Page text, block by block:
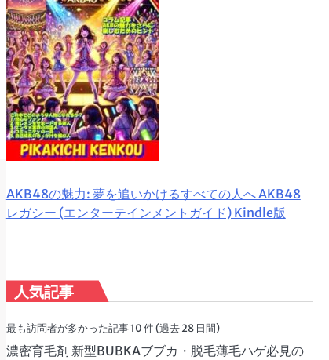
AKB48の魅力: 夢を追いかけるすべての人へ AKB48
レガシー (エンターテインメントガイド) Kindle版
人気記事
最も訪問者が多かった記事 10 件 (過去 28 日間)
濃密育毛剤 新型BUBKAブブカ・脱毛薄毛ハゲ必見の